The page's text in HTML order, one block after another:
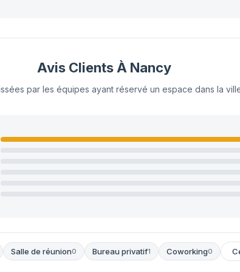
Avis Clients À Nancy
par les équipes ayant réservé un espace dans la
Salle de réunion0 Bureau privatif1 Coworking0